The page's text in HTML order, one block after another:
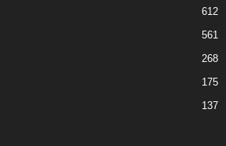
612
561
268
175
137